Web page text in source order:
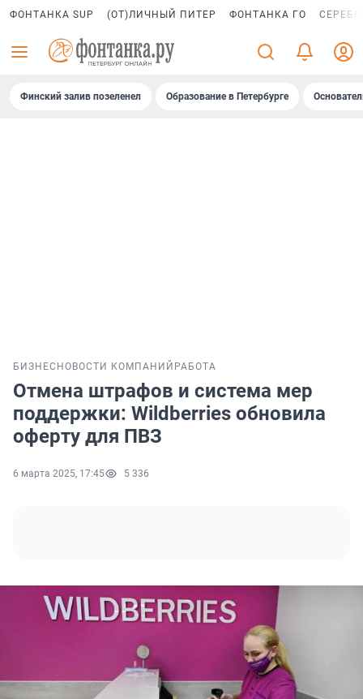
ФОНТАНКА SUP (ОТ)ЛИЧНЫЙ ПИТЕР ФОНТАНКА ГО
Финский залив позеленел Образование в Петербурге
БИЗНЕС НОВОСТИ КОМПАНИЙ РАБОТА
Отмена штрафов и система мер
поддержки: Wildberries обновила
оферту для ПВЗ
6 марта 2025, 17:45 5 336